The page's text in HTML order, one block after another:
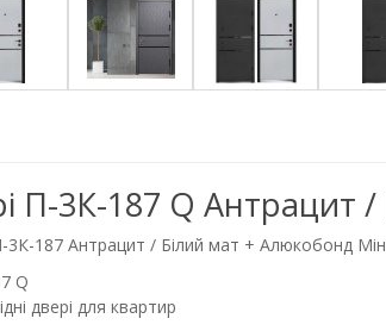
П-3К-187 Q Антрацит
187 Антрацит / Білий мат + Алюкобонд
Q
двері для квартир